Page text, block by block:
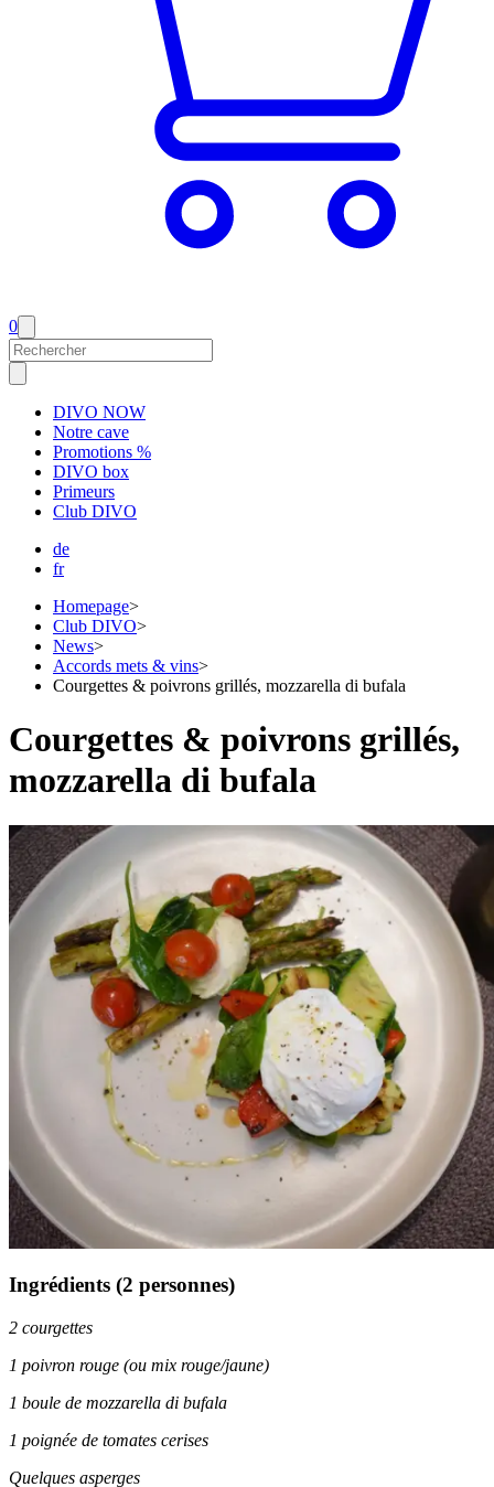
0
DIVO NOW
Notre cave
Promotions %
DIVO box
Primeurs
Club DIVO
de
fr
Homepage>
Club DIVO>
News>
Accords mets & vins>
Courgettes & poivrons grillés, mozzarella di bufala
Courgettes & poivrons grillés,
mozzarella di bufala
Ingrédients (2 personnes)
2 courgettes
1 poivron rouge (ou mix rouge/jaune)
1 boule de mozzarella di bufala
1 poignée de tomates cerises
Quelques asperges